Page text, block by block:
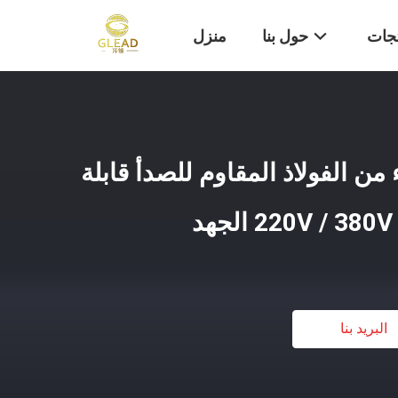
منزل حول بنا
الفولاذ المقاوم للصدأ قابلة
البريد بنا